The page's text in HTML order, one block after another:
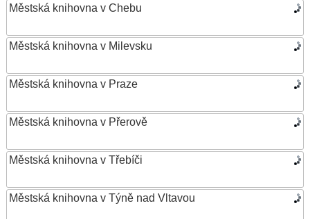
Městská knihovna v Chebu
Městská knihovna v Milevsku
Městská knihovna v Praze
Městská knihovna v Přerově
Městská knihovna v Třebíči
Městská knihovna v Týně nad Vltavou